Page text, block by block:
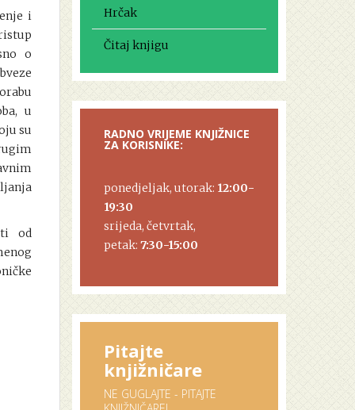
i
o
u
su
od
Hrčak
Čitaj knjigu
RADNO VRIJEME KNJIŽNICE
ZA KORISNIKE:
ponedjeljak, utorak: 12:00-
19:30
srijeda, četvrtak,
petak: 7:30-15:00
Pitajte
knjižničare
NE GUGLAJTE - PITAJTE